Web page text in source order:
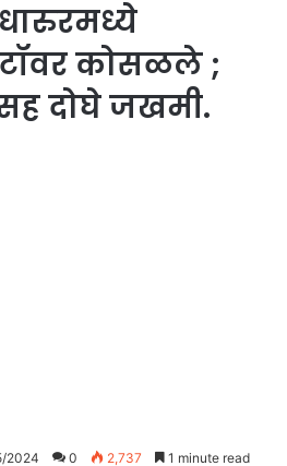
कोसळले ;
दोघे जखमी.
2024 0 2,737 1 minute read